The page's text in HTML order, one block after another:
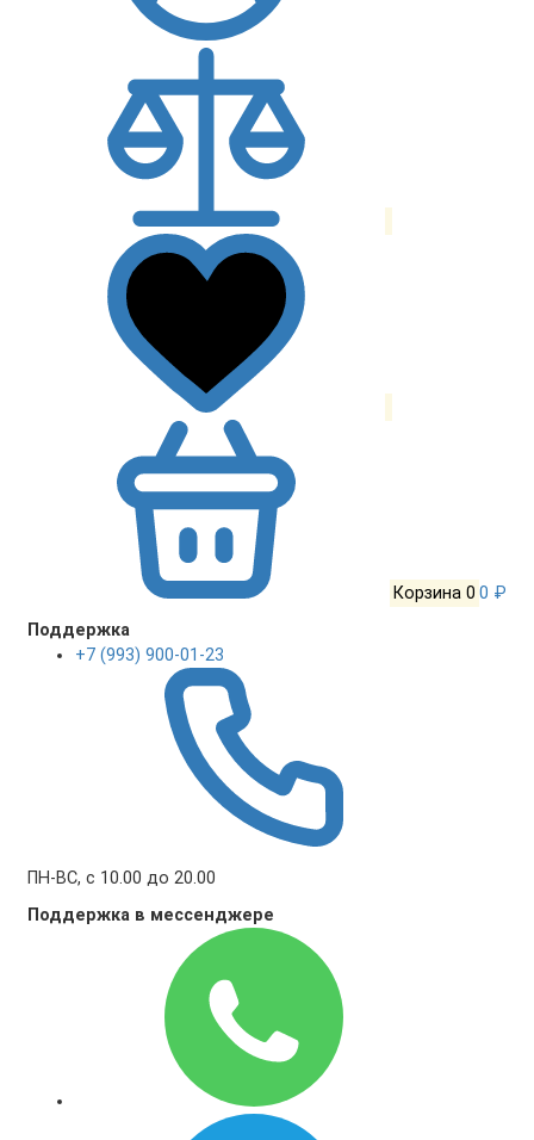
Корзина 0 0 ₽
Поддержка
+7 (993) 900-01-23
ПН-ВС, с 10.00 до 20.00
Поддержка в мессенджере